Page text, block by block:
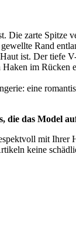
zarte Spitze
Rand
ist. Der tiefe
im
eine
das Model
mit
keine